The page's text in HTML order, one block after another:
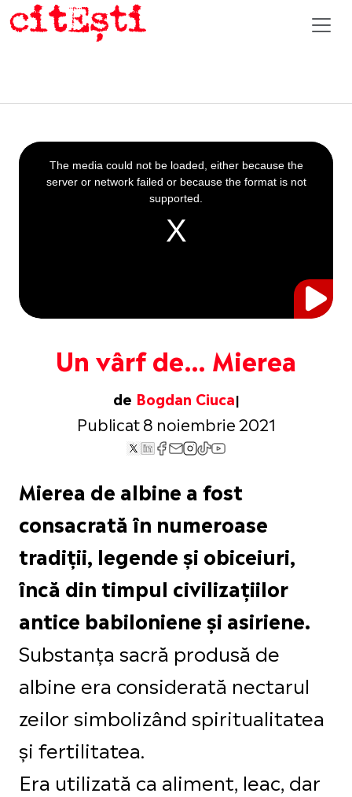
Un vârf de… Mierea
de Bogdan Ciuca
Publicat 8 noiembrie 2021
This
is
a
The media could not be loaded, either because the
server or network failed or because the format is not
supported.
Mierea de albine a fost
consacrată în numeroase
tradiții, legende și obiceiuri,
încă din timpul civilizațiilor
antice babiloniene și asiriene.
Substanța sacră produsă de
albine era considerată nectarul
zeilor simbolizând spiritualitatea
și fertilitatea.
Era utilizată ca aliment, leac, dar